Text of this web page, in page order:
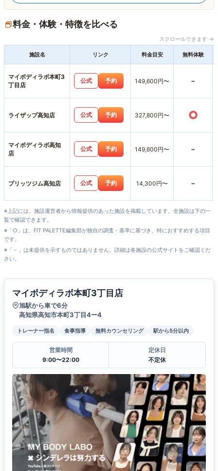
料金・体験・特徴を比べる
スクロールできます →
施設名 リンク 料金目安 無料体験
マイボディラボ本町3
丁目店
公式 予約 149,600円〜 -
ライザップ高知店 公式 予約 327,800円〜 ○
マイボディラボ高知
店
公式 予約 149,600円〜 -
プリッツジム高知店 公式 予約 14,300円〜 -
※上記には、施設運営者から情報提供のあった施設を掲載しています。全施設は下の一
覧で確認できます。
※「○」は、FIT PALETTE編集部が独自の調査・基準に基づき、特におすすめする項目
です。
※「－」は未提供を示すものではありません。詳細は各施設の公式サイトをご確認くだ
さい。
マイボディラボ本町3丁目店
旭駅から車で6分
高知県高知市本町3丁目4ー4
トレーナー指名 食事指導 無料カウンセリング 駅から5分以内
営業時間
9:00〜22:00
定休日
不定休